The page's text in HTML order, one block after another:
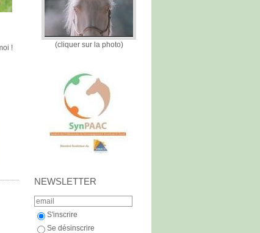
(cliquer sur la photo)
NEWSLETTER
S'inscrire
Se désinscrire
!